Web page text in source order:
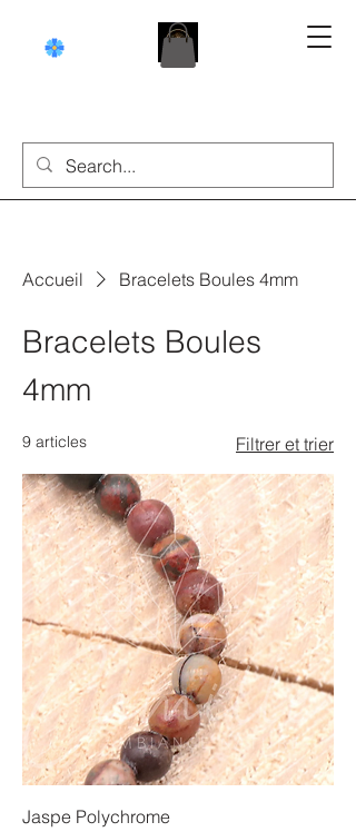
Accueil Bracelets Boules 4mm
Bracelets Boules
4mm
9 articles Filtrer et trier
Jaspe Polychrome